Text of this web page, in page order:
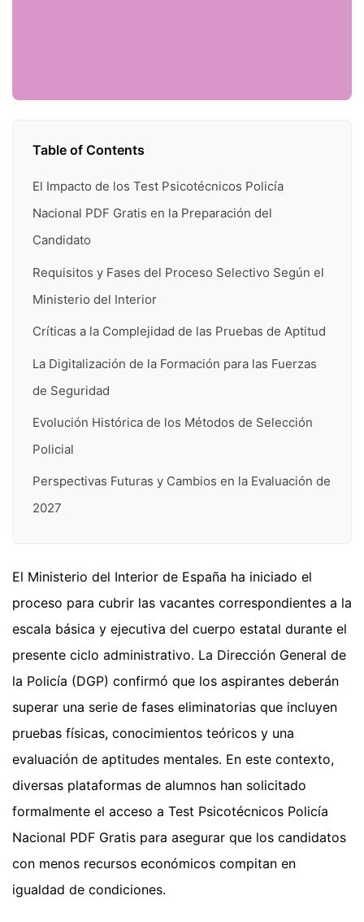
Table of Contents
El Impacto de los Test Psicotécnicos Policía
Nacional PDF Gratis en la Preparación del
Candidato
Requisitos y Fases del Proceso Selectivo Según el
Ministerio del Interior
Críticas a la Complejidad de las Pruebas de Aptitud
La Digitalización de la Formación para las Fuerzas
de Seguridad
Evolución Histórica de los Métodos de Selección
Policial
Perspectivas Futuras y Cambios en la Evaluación de
2027
El Ministerio del Interior de España ha iniciado el
proceso para cubrir las vacantes correspondientes a la
escala básica y ejecutiva del cuerpo estatal durante el
presente ciclo administrativo. La Dirección General de
la Policía (DGP) confirmó que los aspirantes deberán
superar una serie de fases eliminatorias que incluyen
pruebas físicas, conocimientos teóricos y una
evaluación de aptitudes mentales. En este contexto,
diversas plataformas de alumnos han solicitado
formalmente el acceso a Test Psicotécnicos Policía
Nacional PDF Gratis para asegurar que los candidatos
con menos recursos económicos compitan en
igualdad de condiciones.